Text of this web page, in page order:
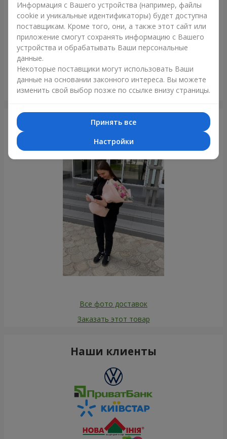
Букет из 35 красных роз
Одесса
Фотогалерея
Все фото доставок
Заказать этот товар
Наши клиенты
Информация с Вашего устройства (например, файлы
cookie и уникальные идентификаторы) будет доступна
поставщикам. Кроме того, они, а также этот сайт или
приложение смогут сохранять информацию с Вашего
устройства и обрабатывать Ваши персональные
данные.
Некоторые поставщики могут использовать Ваши
данные на основании законного интереса. Вы можете
изменить свой выбор позже по ссылке внизу страницы.
Принять все
Настройки